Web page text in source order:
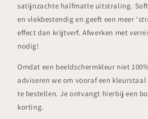
satijnzachte halfmatte uitstraling.
en vlekbestendig en geeft een meer
effect dan krijtverf. Afwerken met
nodig!
Omdat een beeldschermkleur niet
adviseren we om vooraf een
te bestellen. Je ontvangt hierbij een
korting.